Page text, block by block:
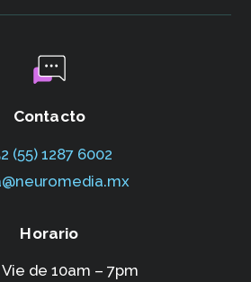
Contacto
(55) 1287 6002‬
Horario
Vie de 10am – 7pm